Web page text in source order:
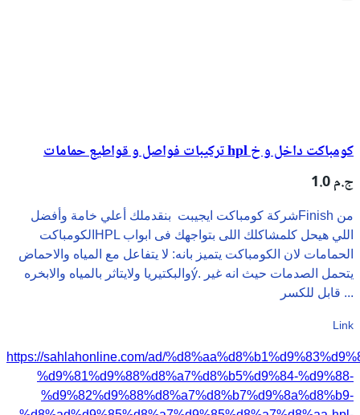
تركيبات فواصل و قواطيع حمامات hpl كومباكت داخل و خ
1.0 ج.م
الكومباكتHPL اللي هيحل كلمشاكلك اللى بتواجهك فى ابواب
الحمامات لان الكومباكت يتميز بانه: لا يتفاعل مع المياه والاحماض
والبكتيريا ولايتاثر بالمياه والابخرهý. يتحمل الصدمات حيث انه غير
قابل للكسر ...
Link
https://sahlahonline.com/ad/
%d9%81%d9%88%d8%a7%d8%b5%d9%84-%d9%88-
%d9%82%d9%88%d8%a7%d8%b7%d9%8a%d8%b9-